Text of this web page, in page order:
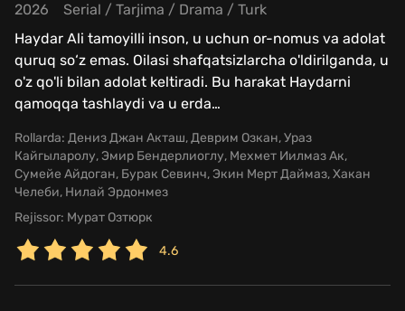
2026 Serial / Tarjima / Drama / Turk
Haydar Ali tamoyilli inson, u uchun or-nomus va adolat
quruq so‘z emas. Oilasi shafqatsizlarcha o'ldirilganda, u
o'z qo'li bilan adolat keltiradi. Bu harakat Haydarni
qamoqqa tashlaydi va u erda…
Rollarda: Дениз Джан Акташ, Деврим Озкан, Ураз
Кайгыларолу, Эмир Бендерлиоглу, Мехмет Иилмаз Ак,
Сумейе Айдоган, Бурак Севинч, Экин Мерт Даймаз, Хакан
Челеби, Нилай Эрдонмез
Rejissor: Мурат Озтюрк
4.6